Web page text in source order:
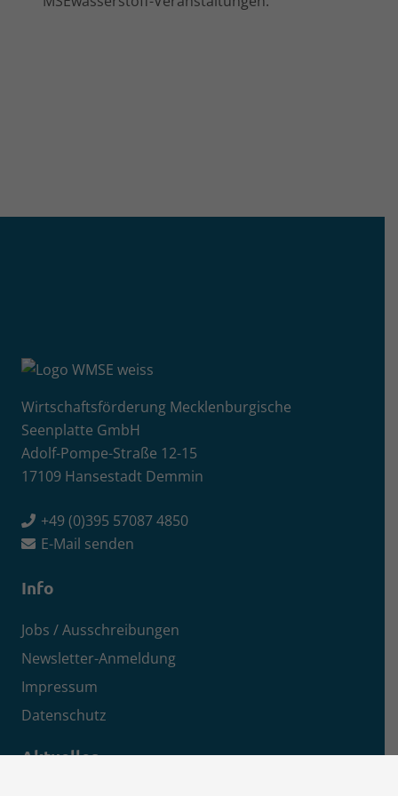
Wirtschaftsförderung Mecklenburgische
Seenplatte GmbH
Adolf-Pompe-Straße 12-15
17109 Hansestadt Demmin
+49 (0)395 57087 4850
E-Mail senden
Info
Jobs / Ausschreibungen
Newsletter-Anmeldung
Impressum
Datenschutz
Aktuelles